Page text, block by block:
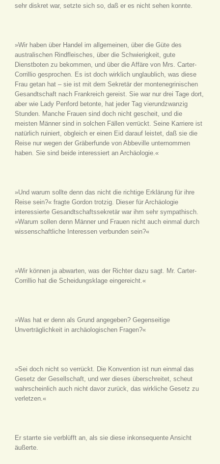
sehr diskret war, setzte sich so, daß er es nicht sehen konnte.
»Wir haben über Handel im allgemeinen, über die Güte des
australischen Rindfleisches, über die Schwierigkeit, gute
Dienstboten zu bekommen, und über die Affäre von Mrs. Carter-
Corrillio gesprochen. Es ist doch wirklich unglaublich, was diese
Frau getan hat – sie ist mit dem Sekretär der montenegrinischen
Gesandtschaft nach Frankreich gereist. Sie war nur drei Tage dort,
aber wie Lady Penford betonte, hat jeder Tag vierundzwanzig
Stunden. Manche Frauen sind doch nicht gescheit, und die
meisten Männer sind in solchen Fällen verrückt. Seine Karriere ist
natürlich ruiniert, obgleich er einen Eid darauf leistet, daß sie die
Reise nur wegen der Gräberfunde von Abbeville unternommen
haben. Sie sind beide interessiert an Archäologie.«
»Und warum sollte denn das nicht die richtige Erklärung für ihre
Reise sein?« fragte Gordon trotzig. Dieser für Archäologie
interessierte Gesandtschaftssekretär war ihm sehr sympathisch.
»Warum sollen denn Männer und Frauen nicht auch einmal durch
wissenschaftliche Interessen verbunden sein?«
»Wir können ja abwarten, was der Richter dazu sagt. Mr. Carter-
Corrillio hat die Scheidungsklage eingereicht.«
»Was hat er denn als Grund angegeben? Gegenseitige
Unverträglichkeit in archäologischen Fragen?«
»Sei doch nicht so verrückt. Die Konvention ist nun einmal das
Gesetz der Gesellschaft, und wer dieses überschreitet, scheut
wahrscheinlich auch nicht davor zurück, das wirkliche Gesetz zu
verletzen.«
Er starrte sie verblüfft an, als sie diese inkonsequente Ansicht
äußerte.